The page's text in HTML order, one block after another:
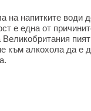
на напитките води
е една от
към алкохола да е